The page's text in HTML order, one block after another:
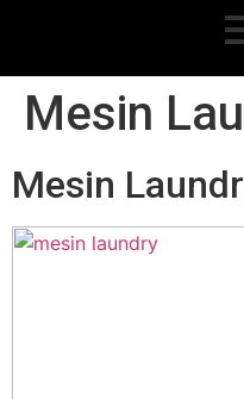
Mesin
Mesin